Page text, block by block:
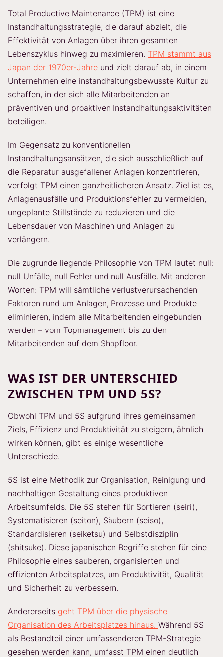
Total Productive Maintenance (TPM) ist eine
Instandhaltungsstrategie, die darauf abzielt, die
Effektivität von Anlagen über ihren gesamten
Lebenszyklus hinweg zu maximieren. TPM stammt aus
Japan der 1970er-Jahre und zielt darauf ab, in einem
Unternehmen eine instandhaltungsbewusste Kultur zu
schaffen, in der sich alle Mitarbeitenden an
präventiven und proaktiven Instandhaltungsaktivitäten
beteiligen.
Im Gegensatz zu konventionellen
Instandhaltungsansätzen, die sich ausschließlich auf
die Reparatur ausgefallener Anlagen konzentrieren,
verfolgt TPM einen ganzheitlicheren Ansatz. Ziel ist es,
Anlagenausfälle und Produktionsfehler zu vermeiden,
ungeplante Stillstände zu reduzieren und die
Lebensdauer von Maschinen und Anlagen zu
verlängern.
Die zugrunde liegende Philosophie von TPM lautet null:
null Unfälle, null Fehler und null Ausfälle. Mit anderen
Worten: TPM will sämtliche verlustverursachenden
Faktoren rund um Anlagen, Prozesse und Produkte
eliminieren, indem alle Mitarbeitenden eingebunden
werden – vom Topmanagement bis zu den
Mitarbeitenden auf dem Shopfloor.
WAS IST DER UNTERSCHIED
ZWISCHEN TPM UND 5S?
Obwohl TPM und 5S aufgrund ihres gemeinsamen
Ziels, Effizienz und Produktivität zu steigern, ähnlich
wirken können, gibt es einige wesentliche
Unterschiede.
5S ist eine Methodik zur Organisation, Reinigung und
nachhaltigen Gestaltung eines produktiven
Arbeitsumfelds. Die 5S stehen für Sortieren (seiri),
Systematisieren (seiton), Säubern (seiso),
Standardisieren (seiketsu) und Selbstdisziplin
(shitsuke). Diese japanischen Begriffe stehen für eine
Philosophie eines sauberen, organisierten und
effizienten Arbeitsplatzes, um Produktivität, Qualität
und Sicherheit zu verbessern.
Andererseits geht TPM über die physische
Organisation des Arbeitsplatzes hinaus. Während 5S
als Bestandteil einer umfassenderen TPM-Strategie
gesehen werden kann, umfasst TPM einen deutlich